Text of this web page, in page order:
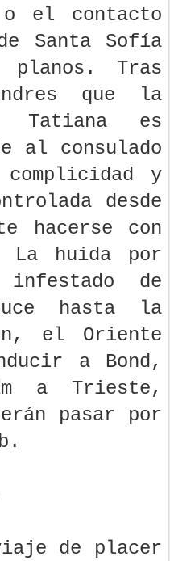
el contacto
Santa Sofía
planos. Tras
que la
Tatiana es
al consulado
y
desde
hacerse con
huida por
de
hasta la
el Oriente
a Bond,
a Trieste,
pasar por
de placer